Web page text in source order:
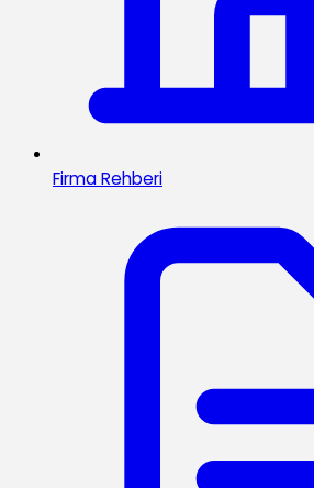
Firma Rehberi